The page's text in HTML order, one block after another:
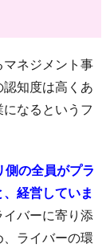
ネジメント事
知度は高くあ
なるというフ
側の全員がプラ
経営していま
バーに寄り添
ライバーの環